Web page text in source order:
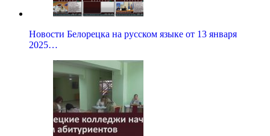
Новости Белорецка на русском языке от 13 января
2025…